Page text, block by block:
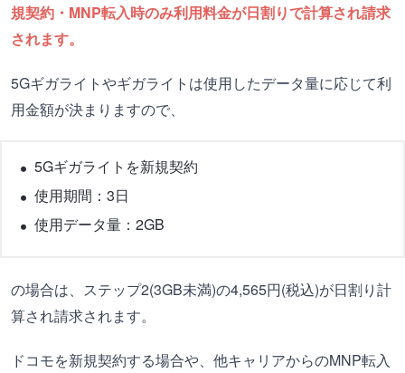
規契約・MNP転入時のみ利用料金が日割りで計算され請求
されます。
5Gギガライトやギガライトは使用したデータ量に応じて利
用金額が決まりますので、
5Gギガライトを新規契約
使用期間：3日
使用データ量：2GB
の場合は、ステップ2(3GB未満)の4,565円(税込)が日割り計
算され請求されます。
ドコモを新規契約する場合や、他キャリアからのMNP転入